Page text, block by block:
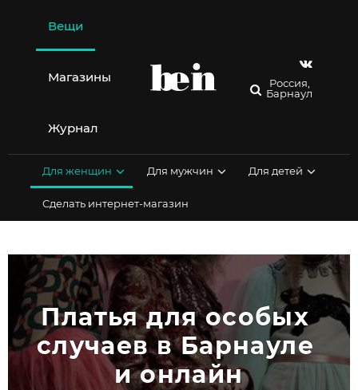
содержимому
Вещи
Магазины
Журнал
Россия,
Барнаул
Для женщин Для мужчин Для детей
Сделать интернет-магазин
Платья для особых
случаев в Барнауле
и онлайн